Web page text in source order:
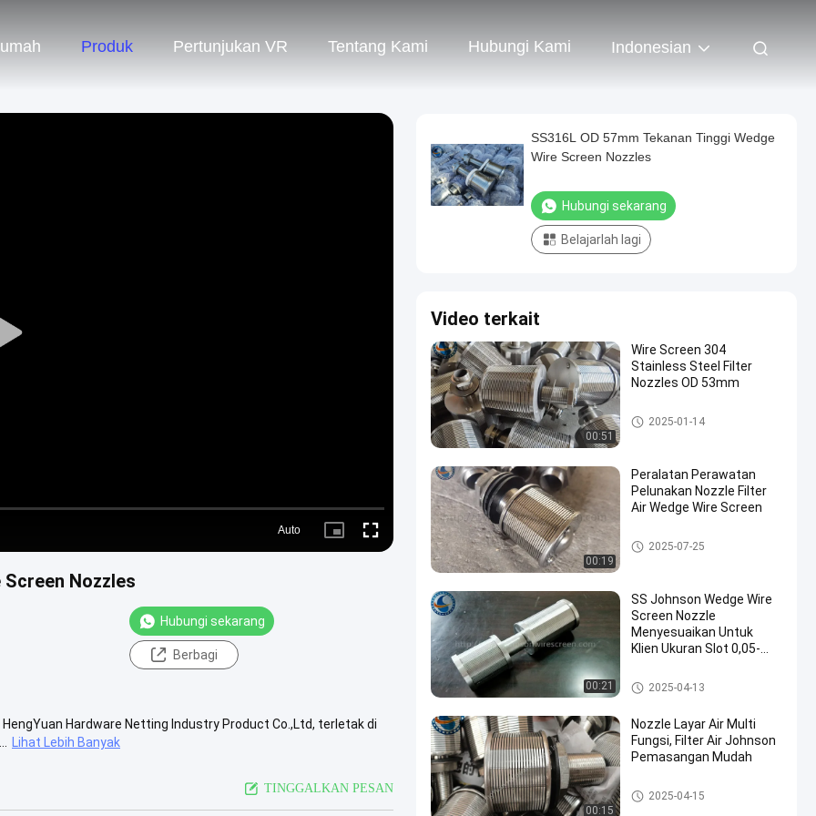
Produk Pertunjukan VR Tentang Kami Hubungi Kami Indonesian
Play
Auto
Picture- Fullscreen
Screen Nozzles
Hubungi sekarang
Berbagi
Hardware Netting Industry Product Co.,Ltd, terletak di
Lihat Lebih Banyak
TINGGALKAN PESAN
SS316L OD 57mm Tekanan Tinggi Wedge
Wire Screen Nozzles
Hubungi sekarang
Belajarlah lagi
Video terkait
00:51
Wire Screen 304
Stainless Steel Filter
Nozzles OD 53mm
Nozel Filter Air
2025-01-14
00:19
Peralatan Perawatan
Pelunakan Nozzle Filter
Air Wedge Wire Screen
Nozel Filter Air
2025-07-25
00:21
SS Johnson Wedge Wire
Screen Nozzle
Menyesuaikan Untuk
Klien Ukuran Slot 0,05-
Nozel Filter Air
2025-04-13
00:15
Nozzle Layar Air Multi
Fungsi, Filter Air Johnson
Pemasangan Mudah
Nozel Filter Air
2025-04-15